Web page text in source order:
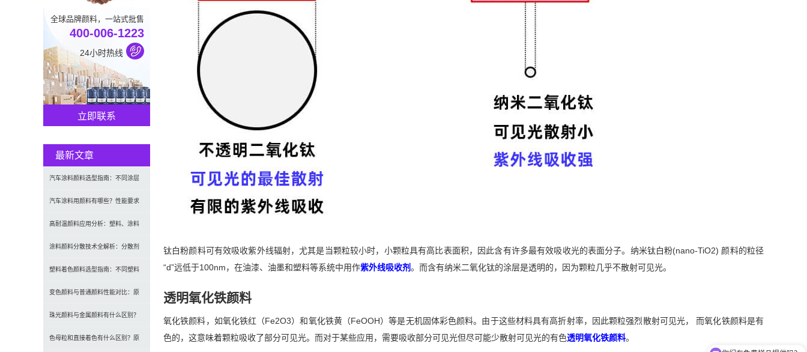
钛白粉颜料可有效吸收紫外线辐射，尤其是当颗粒较小时，小颗粒具有高比表面积，因此含有许多最有效吸收光的表面分子。纳米钛白粉(nano-TiO2) 颜料的粒径
“d”远低于100nm，在油漆、油墨和塑料等系统中用作紫外线吸收剂。而含有纳米二氧化钛的涂层是透明的，因为颗粒几乎不散射可见光。
透明氧化铁颜料
氧化铁颜料，如氧化铁红（Fe2O3）和氧化铁黄（FeOOH）等是无机固体彩色颜料。由于这些材料具有高折射率，因此颗粒强烈散射可见光， 而氧化铁颜料是有
色的，这意味着颗粒吸收了部分可见光。而对于某些应用，需要吸收部分可见光但尽可能少散射可见光的有色透明氧化铁颜料。
全球品牌颜料，一站式批售
400-006-1223
24小时热线
立即联系
最新文章
汽车涂料颜料选型指南：不同涂层
应用要求、OEM与修补漆用颜料区
别及常见问题
汽车涂料用颜料有哪些？性能要求
及常用颜料类型介绍
高耐温颜料应用分析：塑料、涂料
及工程材料的选型原则与行业实践
涂料颜料分散技术全解析：分散剂
选型、研磨工艺及常见问题解决
塑料着色颜料选型指南：不同塑料
材料如何选择合适颜料？
变色颜料与普通颜料性能对比：原
理、特点及应用差异解析
珠光颜料与金属颜料有什么区别？
原理、效果与应用对比
色母粒和直接着色有什么区别？原